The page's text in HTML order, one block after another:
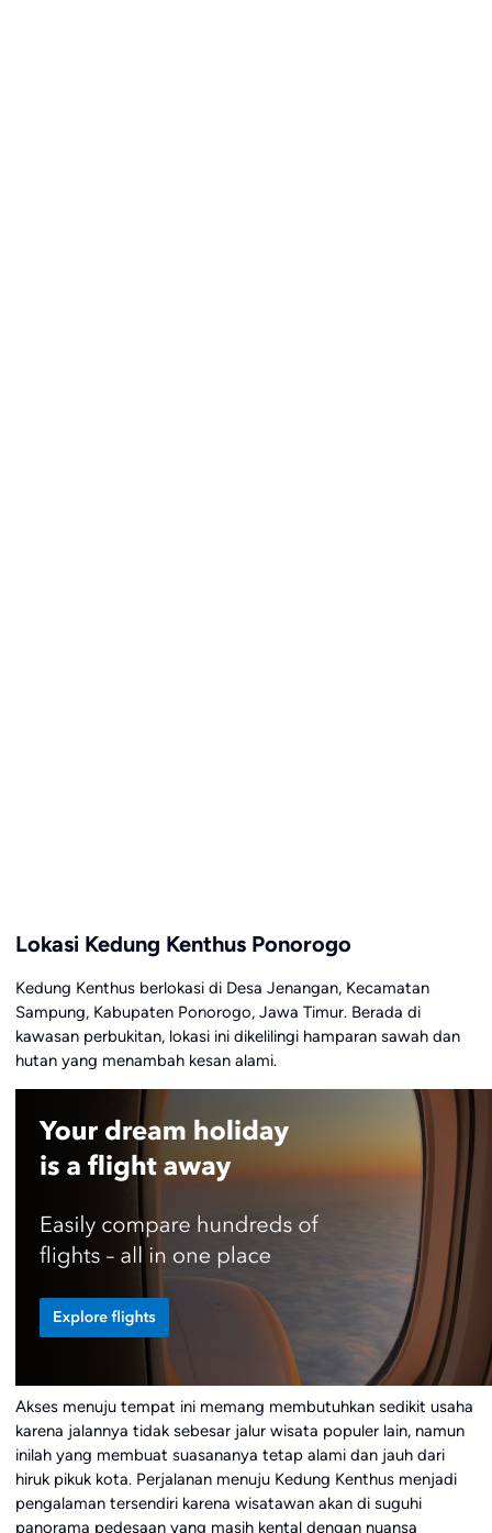
Lokasi Kedung Kenthus Ponorogo
Kedung Kenthus berlokasi di Desa Jenangan, Kecamatan
Sampung, Kabupaten Ponorogo, Jawa Timur. Berada di
kawasan perbukitan, lokasi ini dikelilingi hamparan sawah dan
hutan yang menambah kesan alami.
Akses menuju tempat ini memang membutuhkan sedikit usaha
karena jalannya tidak sebesar jalur wisata populer lain, namun
inilah yang membuat suasananya tetap alami dan jauh dari
hiruk pikuk kota. Perjalanan menuju Kedung Kenthus menjadi
pengalaman tersendiri karena wisatawan akan di suguhi
panorama pedesaan yang masih kental dengan nuansa